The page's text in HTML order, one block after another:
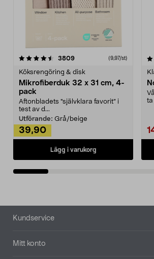
3809recensioner (9,97/st)
Köksrengöring & disk
Mikrofiberduk 32 x 31 cm, 4-
pack
Aftonbladets "självklara favorit” i
test av d...
Utförande: Grå/beige
39,90
Lägg i varukorg
4.0av 5 stjärnor
ta
Sidfot
Kundservice
Mitt konto